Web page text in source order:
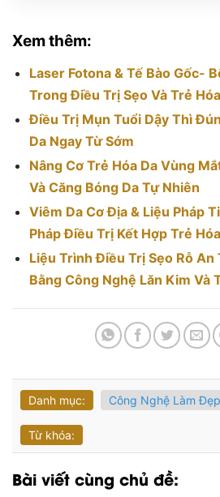
Xem thêm:
Laser Fotona & Tế Bào Gốc-
Trong Điều Trị Sẹo Và Trẻ
Điều Trị Mụn Tuổi Dậy Thì
Da Ngay Từ Sớm
Nâng Cơ Trẻ Hóa Da Vùng
Và Căng Bóng Da Tự Nhiên
Viêm Da Cơ Địa & Liệu Pháp
Pháp Điều Trị Kết Hợp Trẻ
Liệu Trình Điều Trị Sẹo Rỗ An
Bằng Công Nghệ Lăn Kim Và
Danh mục: Công Nghệ Làm Đẹp
Từ khóa:
Bài viết cùng chủ đề: